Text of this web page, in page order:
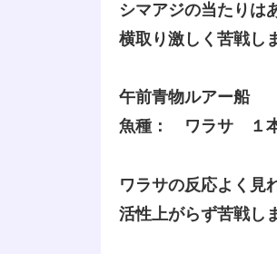
シマアジの当たりは
横取り激しく苦戦し
午前青物ルアー船
魚種： ワラサ １
ワラサの反応よく見
活性上がらず苦戦し